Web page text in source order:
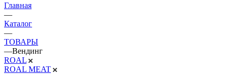
Главная
—
Каталог
—
ТОВАРЫ
—Вендинг
ROAL
ROAL MEAT